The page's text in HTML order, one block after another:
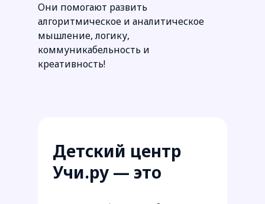
Они помогают развить
алгоритмическое и аналитическое
мышление, логику,
коммуникабельность и
креативность!
Детский центр
Учи.ру — это